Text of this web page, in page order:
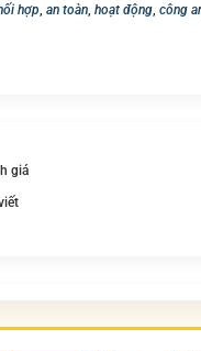
hợp an toàn, hoạt động, công
giá